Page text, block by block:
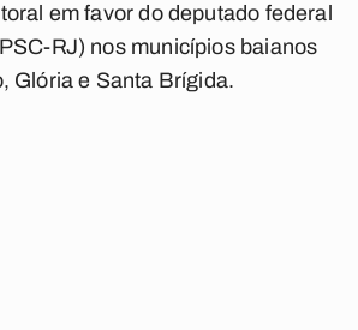
em favor do deputado federal
RJ) nos municípios baianos
Glória e Santa Brígida.